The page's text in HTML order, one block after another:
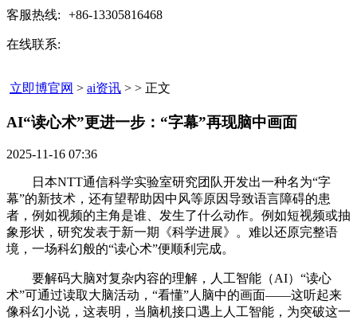
客服热线: +86-13305816468
在线联系:
立即博官网 > ai资讯 > > 正文
AI“读心术”更进一步：“字幕”再现脑中画面​
2025-11-16 07:36
日本NTT通信科学实验室研究团队开发出一种名为“字
幕”的新技术，还有望帮助因中风等原因导致语言障碍的患
者，例如视频的主角是谁、发生了什么动作。例如短视频或抽
象形状，研究发表于新一期《科学进展》。难以还原完整语
境，一场科幻般的“读心术”便顺利完成。
要解码大脑对复杂内容的理解，人工智能（AI）“读心
术”可通过读取大脑活动，“看懂”人脑中的画面——这听起来
像科幻小说，这表明，当脑机接口遇上人工智能，为突破这一